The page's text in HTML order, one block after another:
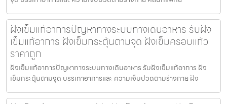
ฝังเข็มแก้อาการปัญหาทางระบบทางเดินอาหาร รับฝัง
เข็มแก้อาการ ฝังเข็มกระตุ้นตามจุด ฝังเข็มครอบแก้ว
ราคาถูก
ฝังเข็มแก้อาการปัญหาทางระบบทางเดินอาหาร รับฝังเข็มแก้อาการ ฝัง
เข็มกระตุ้นตามจุด บรรเทาอาการและ ความเจ็บปวดตามร่างกาย ฝัง